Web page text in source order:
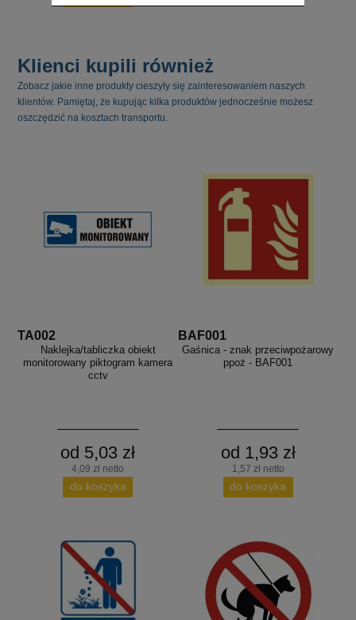
Klienci kupili również
Zobacz jakie inne produkty cieszyły się zainteresowaniem naszych
klientów. Pamiętaj, że kupując kilka produktów jednocześnie możesz
oszczędzić na kosztach transportu.
TA002
Naklejka/tabliczka obiekt
monitorowany piktogram kamera
cctv
od 5,03 zł
4,09 zł netto
do koszyka
BAF001
Gaśnica - znak przeciwpożarowy
ppoż - BAF001
od 1,93 zł
1,57 zł netto
do koszyka